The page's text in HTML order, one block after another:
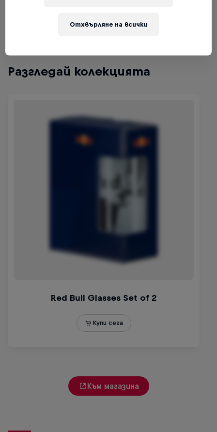
Разгледай колекцията
Към магазина
Отхвърляне на всички